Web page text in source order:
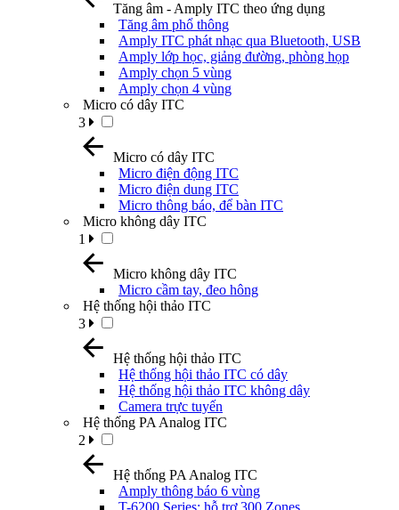
Tăng âm - Amply ITC theo ứng dụng
Tăng âm phổ thông
Amply ITC phát nhạc qua Bluetooth, USB
Amply lớp học, giảng đường, phòng họp
Amply chọn 5 vùng
Amply chọn 4 vùng
Micro có dây ITC
3
Micro có dây ITC
Micro điện động ITC
Micro điện dung ITC
Micro thông báo, để bàn ITC
Micro không dây ITC
1
Micro không dây ITC
Micro cầm tay, đeo hông
Hệ thống hội thảo ITC
3
Hệ thống hội thảo ITC
Hệ thống hội thảo ITC có dây
Hệ thống hội thảo ITC không dây
Camera trực tuyến
Hệ thống PA Analog ITC
2
Hệ thống PA Analog ITC
Amply thông báo 6 vùng
T-6200 Series: hỗ trợ 300 Zones